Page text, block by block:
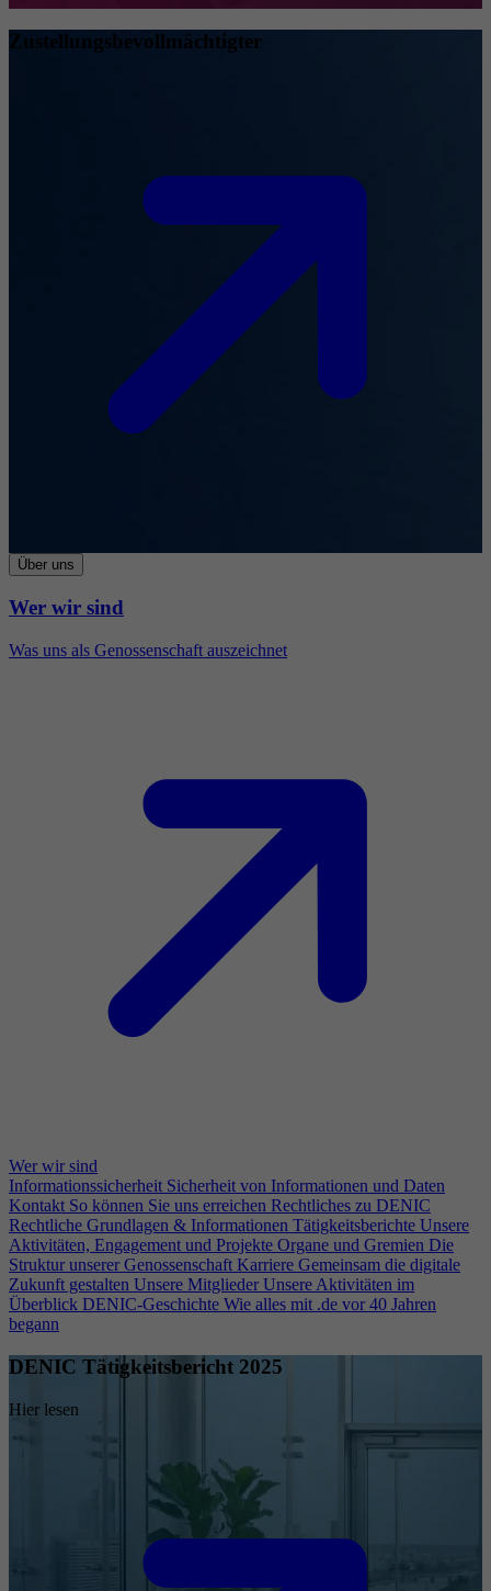
Zustellungsbevollmächtigter
Über uns
Wer wir sind
Was uns als Genossenschaft auszeichnet
Wer wir sind
Informationssicherheit Sicherheit von Informationen und Daten
Kontakt So können Sie uns erreichen Rechtliches zu DENIC
Rechtliche Grundlagen & Informationen Tätigkeitsberichte Unsere
Aktivitäten, Engagement und Projekte Organe und Gremien Die
Struktur unserer Genossenschaft Karriere Gemeinsam die digitale
Zukunft gestalten Unsere Mitglieder Unsere Aktivitäten im
Überblick DENIC-Geschichte Wie alles mit .de vor 40 Jahren
begann
DENIC Tätigkeitsbericht 2025
Hier lesen